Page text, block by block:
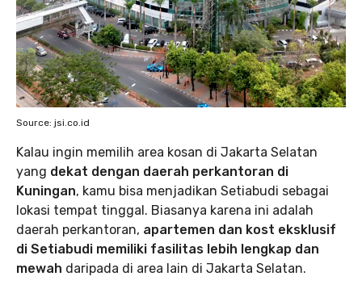
Source: jsi.co.id
Kalau ingin memilih area kosan di Jakarta Selatan
yang dekat dengan daerah perkantoran di
Kuningan, kamu bisa menjadikan Setiabudi sebagai
lokasi tempat tinggal. Biasanya karena ini adalah
daerah perkantoran, apartemen dan kost eksklusif
di Setiabudi memiliki fasilitas lebih lengkap dan
mewah daripada di area lain di Jakarta Selatan.